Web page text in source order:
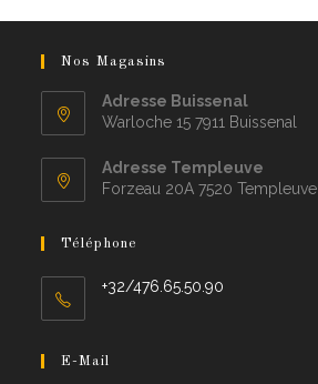
Nos Magasins
Adresse Buissenal
Warloche 15 7911 Buissenal
Adresse Templeuve
Forzeau 20A 7520 Templeuve
Téléphone
+32/476.65.50.90
E-Mail